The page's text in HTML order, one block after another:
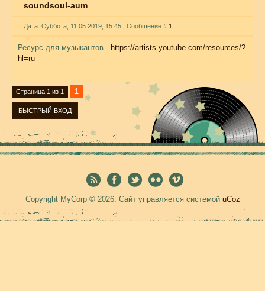
soundsoul-aum
Дата: Суббота, 11.05.2019, 15:45 | Сообщение # 1
Ресурс для музыкантов - https://artists.youtube.com/resources/?
hl=ru
Страница 1 из 1 1
Copyright MyCorp © 2026. Сайт управляется системой uCoz